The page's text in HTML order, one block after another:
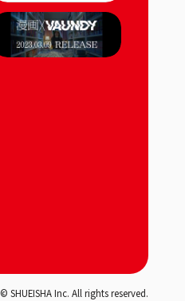
© SHUEISHA Inc. All rights reserved.